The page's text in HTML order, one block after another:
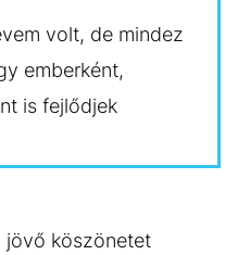
volt, de mindez
emberként,
is fejlődjek
jövő köszönetet